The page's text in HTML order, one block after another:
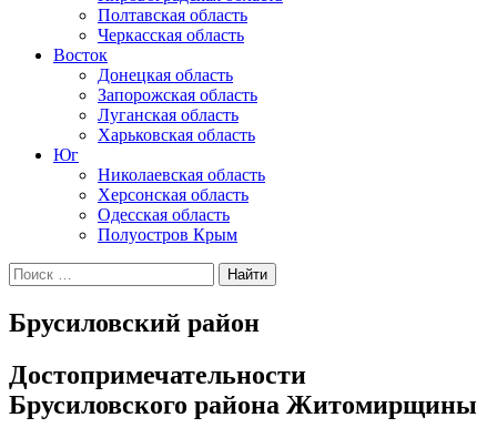
Полтавская область
Черкасская область
Восток
Донецкая область
Запорожская область
Луганская область
Харьковская область
Юг
Николаевская область
Херсонская область
Одесская область
Полуостров Крым
Искать:
Брусиловский район
Достопримечательности
Брусиловского района Житомирщины